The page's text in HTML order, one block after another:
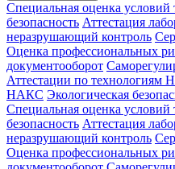
Специальная оценка условий
безопасность Аттестация
неразрушающий контроль
Оценка профессиональных
документооборот
Аттестации по технологиям
НАКС Экологическая
Специальная оценка условий
безопасность Аттестация
неразрушающий контроль
Оценка профессиональных